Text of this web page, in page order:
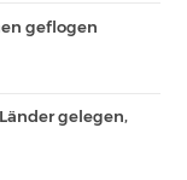
geflogen
gelegen,